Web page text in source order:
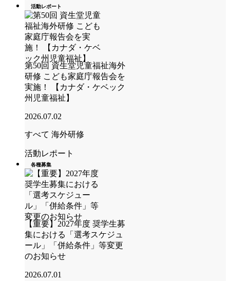
活動レポート
第50回 資生堂児童福祉海外
研修 こども家庭庁報告会を
実施！ 【カナダ・ケベック
州児童福祉】
2026.07.02
すべて 海外研修
活動レポート
各種募集
【重要】2027年度 奨学生募
集における「選考スケジュ
ール」「併給条件」等変更
のお知らせ
2026.07.01